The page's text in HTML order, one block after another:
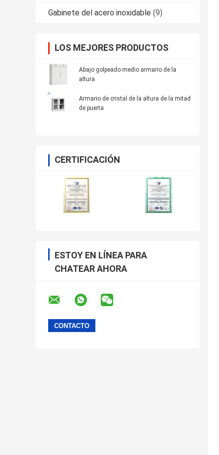
Gabinete del acero inoxidable (9)
LOS MEJORES PRODUCTOS
Abajo golpeado medio armario de la
altura
Armario de cristal de la altura de la mitad
de puerta
CERTIFICACIÓN
ESTOY EN LÍNEA PARA
CHATEAR AHORA